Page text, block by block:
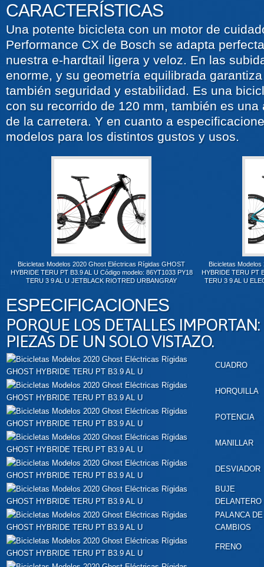
CARACTERÍSTICAS
Una potente bicicleta con un motor de
Performance CX de Bosch se adapta
nuestra e-hardtail ligera y veloz. En las
enorme, y su geometría equilibrada
también seguridad y estabilidad. Es una
con su recorrido de 120 mm, también es una
de la carretera. Y en cuanto a
modelos para los distintos gustos y usos.
Bicicletas Modelos 2020 Ghost Eléctricas Rígidas GHOST
HYBRIDE TERU PT B3.9 AL U Código modelo: 86YT1033 PY18
TERU 3 9 AL U JETBLACK RIOTRED URBANGRAY
Bicicletas
HYBRIDE TERU PT
TERU 3 9 AL U
ESPECIFICACIONES
PORQUE LOS DETALLES
PIEZAS DE UN SOLO VISTAZO.
CUADRO
HORQUILLA
POTENCIA
MANILLAR
DESVIADOR
BUJE
DELANTERO
PALANCA DE
CAMBIOS
FRENO